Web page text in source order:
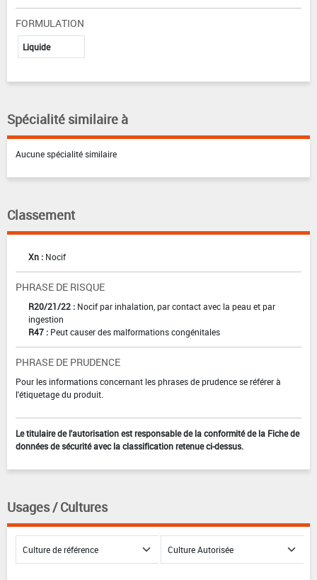
FORMULATION
Liquide
Spécialité similaire à
Aucune spécialité similaire
Classement
Xn : Nocif
PHRASE DE RISQUE
R20/21/22 : Nocif par inhalation, par contact avec la peau et par
ingestion
R47 : Peut causer des malformations congénitales
PHRASE DE PRUDENCE
Pour les informations concernant les phrases de prudence se référer à
l'étiquetage du produit.
Le titulaire de l'autorisation est responsable de la conformité de la Fiche de
données de sécurité avec la classification retenue ci-dessus.
Usages / Cultures